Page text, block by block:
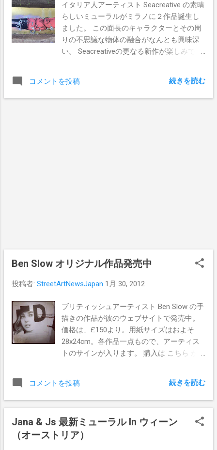
る。この頃大病を患ってしまい、現在も闘
病しながらの制作となる。 2010年よりキャ
ンバスを中心に制作を始め、現在に至る。
ホームページ：
http://www.roamcouch.com/ Twitter:
Facebook:
h/283233158398734 Travis Bickle 今回は、
SANのFacebookページ( こちら )に残す、 以
上で抽選にエントリーされます。 エントリ
ROAMCOUCHのインタビュー記事＋当選発
BORN TO LiE Gold Hello my friend Don't
touch...
イタリア人アーティスト Seacreative の素晴
らしいミューラルがミラノに２作品誕生し
ました。 この面長のキャラクターとその周
りの不思議な物体の融合がなんとも興味深
い。 Seacreativeの更なる新作が楽しみで
コメントを投稿 続きを読む
Ben Slow オリジナル作品発売中
投稿者: StreetArtNewsJapan 1月 30, 2012
ブリティッシュアーティスト Ben Slow の手
描きの作品が彼のウェブサイトで発売中。
価格は、£150より。用紙サイズはおよそ
28x24cm。各作品一点もので、アーティス
トのサインが入ります。 購入は こちら か
コメントを投稿 続きを読む
Jana & Js 最新ミューラル In ウィーン
（オーストリア）